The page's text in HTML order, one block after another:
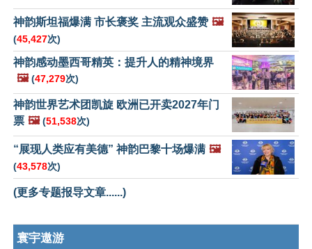
神韵斯坦福爆满 市长褒奖 主流观众盛赞 🖼️
(45,427次)
神韵感动墨西哥精英：提升人的精神境界
🖼️ (47,279次)
神韵世界艺术团凯旋 欧洲已开卖2027年门
票 🖼️ (51,538次)
“展现人类应有美德” 神韵巴黎十场爆满 🖼️
(43,578次)
(更多专题报导文章......)
寰宇遨游